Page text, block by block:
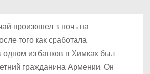
произошел в ночь на
того как сработала
одном из банков в Химках был
гражданина Армении. Он